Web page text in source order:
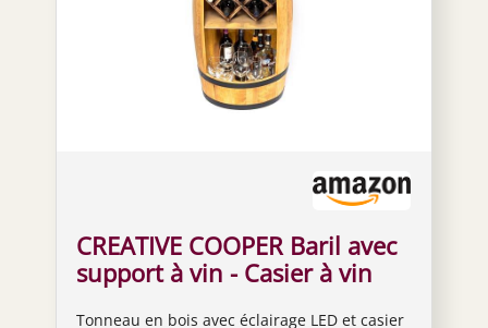
CREATIVE COOPER Baril avec
support à vin - Casier à vin
Tonneau en bois avec éclairage LED et casier